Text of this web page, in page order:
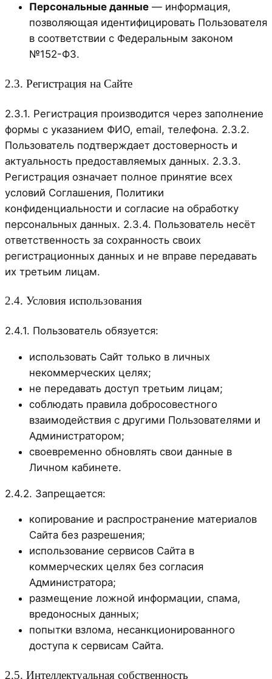
Персональные данные — информация,
позволяющая идентифицировать Пользователя
в соответствии с Федеральным законом
№152-ФЗ.
2.3. Регистрация на Сайте
2.3.1. Регистрация производится через заполнение
формы с указанием ФИО, email, телефона. 2.3.2.
Пользователь подтверждает достоверность и
актуальность предоставляемых данных. 2.3.3.
Регистрация означает полное принятие всех
условий Соглашения, Политики
конфиденциальности и согласие на обработку
персональных данных. 2.3.4. Пользователь несёт
ответственность за сохранность своих
регистрационных данных и не вправе передавать
их третьим лицам.
2.4. Условия использования
2.4.1. Пользователь обязуется:
использовать Сайт только в личных
некоммерческих целях;
не передавать доступ третьим лицам;
соблюдать правила добросовестного
взаимодействия с другими Пользователями и
Администратором;
своевременно обновлять свои данные в
Личном кабинете.
2.4.2. Запрещается:
копирование и распространение материалов
Сайта без разрешения;
использование сервисов Сайта в
коммерческих целях без согласия
Администратора;
размещение ложной информации, спама,
вредоносных данных;
попытки взлома, несанкционированного
доступа к сервисам Сайта.
2.5. Интеллектуальная собственность